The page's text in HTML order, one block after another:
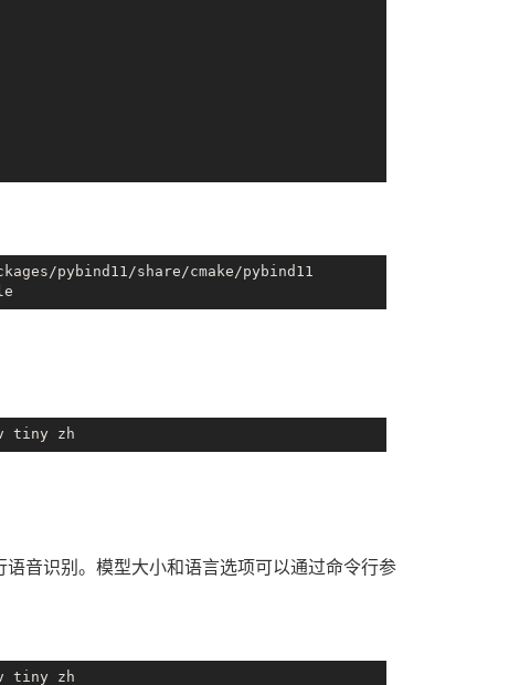
pybind11/share/cmake/pybind11
音识别。模型大小和语言选项可以通过命令行参